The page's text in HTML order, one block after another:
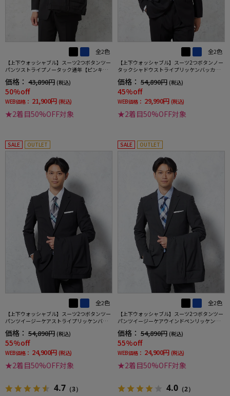
全2色
【上下ウォッシャブル】スーツ2つボタンツー
パンツストライプノータック通年【ピンキ
ー】
価格： 43,890円 (税込)
50%off
WEB価格： 21,900円 (税込)
★2着目50%OFF対象
全2色
【上下ウォッシャブル】スーツ2つボタンノー
タックシャドウストライプリッケンバッカー
通年
価格： 54,890円 (税込)
45%off
WEB価格： 29,990円 (税込)
★2着目50%OFF対象
SALE OUTLET
全2色
【上下ウォッシャブル】スーツ2つボタンツー
パンツイージーケアストライプリッケンバッ
カー
価格： 54,890円 (税込)
55%off
WEB価格： 24,900円 (税込)
★2着目50%OFF対象
4.7 （3）
SALE OUTLET
全2色
【上下ウォッシャブル】スーツ2つボタンツー
パンツイージーケアウインドペンリッケンバ
ッカー
価格： 54,890円 (税込)
55%off
WEB価格： 24,900円 (税込)
★2着目50%OFF対象
4.0 （2）